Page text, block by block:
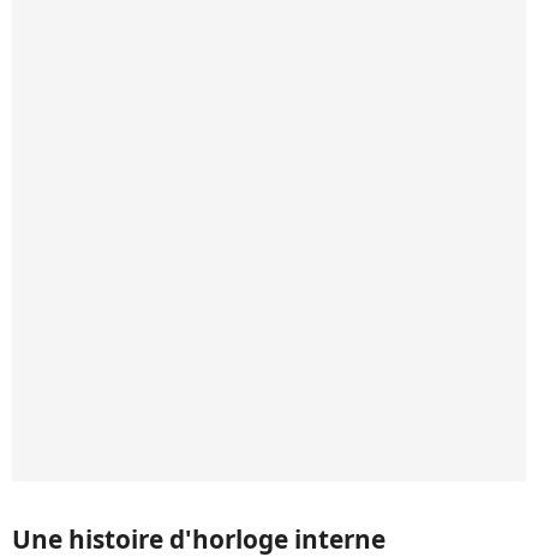
Une histoire d'horloge interne